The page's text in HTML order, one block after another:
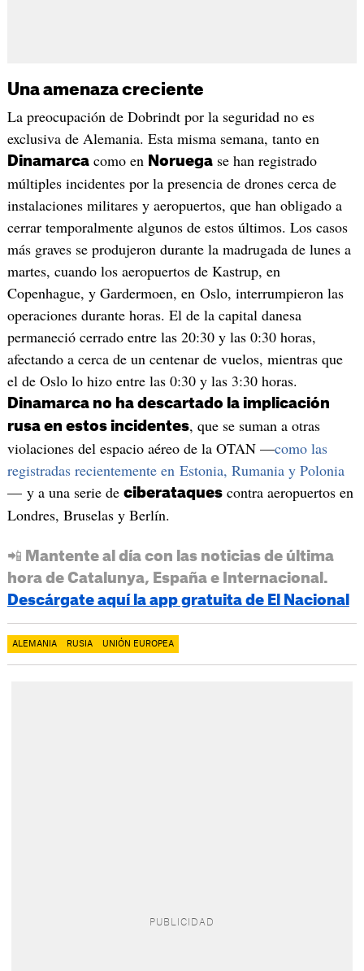
Una amenaza creciente
La preocupación de Dobrindt por la seguridad no es
exclusiva de Alemania. Esta misma semana, tanto en
Dinamarcacomo en Noruegase han registrado
múltiples incidentes por la presencia de drones cerca de
instalaciones militares y aeropuertos, que han obligado a
cerrar temporalmente algunos de estos últimos. Los casos
más graves se produjeron durante la madrugada de lunes a
martes, cuando los aeropuertos de Kastrup, en
Copenhague, y Gardermoen, en Oslo, interrumpieron las
operaciones durante horas. El de la capital danesa
permaneció cerrado entre las 20:30 y las 0:30 horas,
afectando a cerca de un centenar de vuelos, mientras que
el de Oslo lo hizo entre las 0:30 y las 3:30 horas.
Dinamarca no ha descartado la implicación
rusa en estos incidentes, que se suman a otras
violaciones del espacio aéreo de la OTAN —como las
registradas recientemente en Estonia, Rumania y Polonia
— y a una serie de ciberataquescontra aeropuertos en
Londres, Bruselas y Berlín.
📲 Mantente al día con las noticias de última
hora de Catalunya, España e Internacional.
Descárgate aquí la app gratuita de El Nacional
ALEMANIA RUSIA UNIÓN EUROPEA